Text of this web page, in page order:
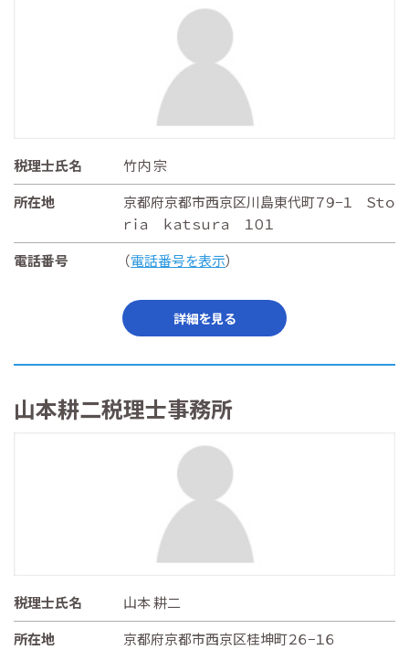
税理士氏名
竹内 宗
所在地
京都府京都市西京区川島東代町７９−１ Ｓｔｏ
ｒｉａ ｋａｔｓｕｒａ １０１
電話番号
（電話番号を表示）
詳細を見る
山本耕二税理士事務所
税理士氏名
山本 耕二
所在地
京都府京都市西京区桂坤町２６−１６